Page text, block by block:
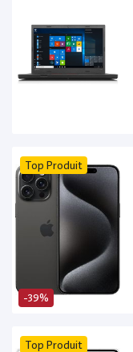
-39%
Top Produit
Top Produit